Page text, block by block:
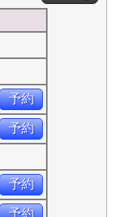
予約
予約
予約
予約